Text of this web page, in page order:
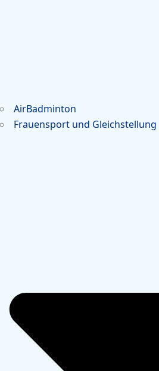
AirBadminton
Frauensport und Gleichstellung